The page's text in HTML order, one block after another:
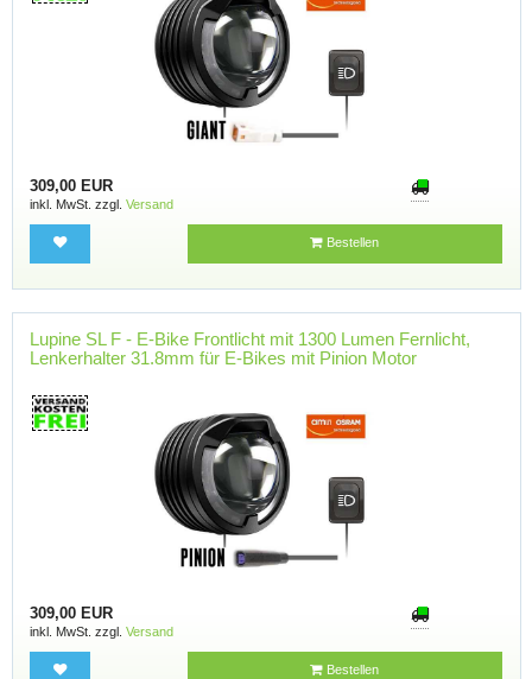
309,00 EUR
inkl. MwSt. zzgl. Versand
Bestellen
Lupine SL F - E-Bike Frontlicht mit 1300 Lumen Fernlicht,
Lenkerhalter 31.8mm für E-Bikes mit Pinion Motor
309,00 EUR
inkl. MwSt. zzgl. Versand
Bestellen